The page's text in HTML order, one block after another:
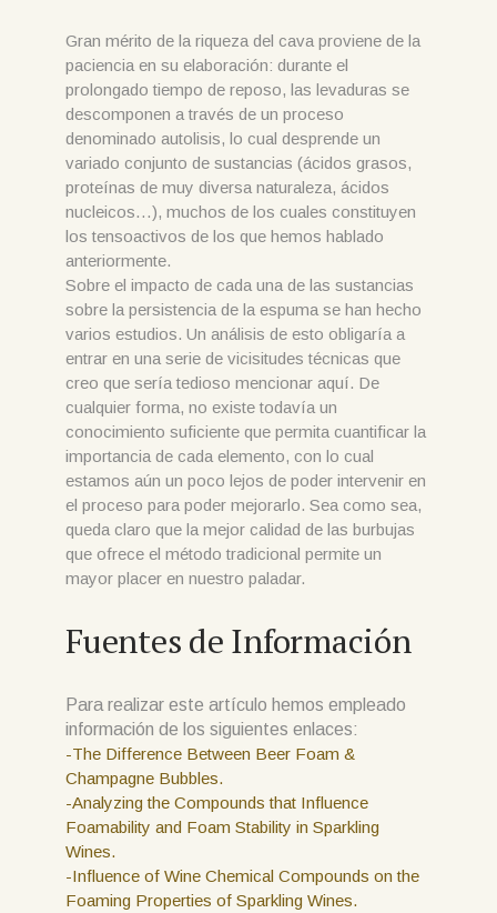
Gran mérito de la riqueza del cava proviene de la
paciencia en su elaboración: durante el
prolongado tiempo de reposo, las levaduras se
descomponen a través de un proceso
denominado autolisis, lo cual desprende un
variado conjunto de sustancias (ácidos grasos,
proteínas de muy diversa naturaleza, ácidos
nucleicos…), muchos de los cuales constituyen
los tensoactivos de los que hemos hablado
anteriormente.
Sobre el impacto de cada una de las sustancias
sobre la persistencia de la espuma se han hecho
varios estudios. Un análisis de esto obligaría a
entrar en una serie de vicisitudes técnicas que
creo que sería tedioso mencionar aquí. De
cualquier forma, no existe todavía un
conocimiento suficiente que permita cuantificar la
importancia de cada elemento, con lo cual
estamos aún un poco lejos de poder intervenir en
el proceso para poder mejorarlo. Sea como sea,
queda claro que la mejor calidad de las burbujas
que ofrece el método tradicional permite un
mayor placer en nuestro paladar.
Fuentes de Información
Para realizar este artículo hemos empleado
información de los siguientes enlaces:
-The Difference Between Beer Foam &
Champagne Bubbles.
-Analyzing the Compounds that Influence
Foamability and Foam Stability in Sparkling
Wines.
-Influence of Wine Chemical Compounds on the
Foaming Properties of Sparkling Wines.